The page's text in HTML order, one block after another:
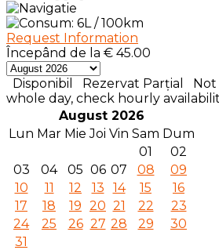
Request Information
Începând de la € 45.00
Disponibil Rezervat Parțial
Not
whole day, check hourly
August 2026
Lun Mar Mie Joi Vin Sam Dum
01
02
03
04 05 06 07 08
09
10
11 12 13 14 15
16
17
18 19 20 21 22
23
24
25 26 27 28 29
30
31